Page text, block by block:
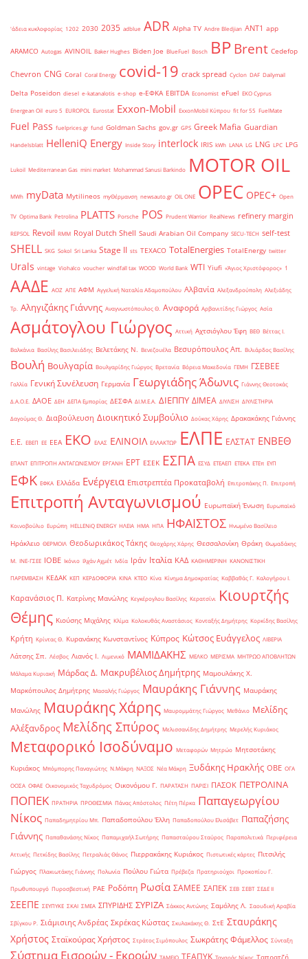
'άδεια κυκλοφορίας 1202 2030 2035 adblue ADR Alpha TV Andre Bledjian ANT1 app
ARAMCO Autogas AVINOIL Baker Hughes Biden Joe BlueFuel Bosch BPBrent Cedefop
Chevron CNG Coral Coral Energy covid-19 crack spread Cyclon DAF Dailymail
Delta Poseidon diesel e-katanalotis e-shop e-ΕΦΚΑ EBITDA Economist eFuel EKO Cyprus
Energean Oil euro 5 EUROPOL Eurostat Exxon-Mobil ExxonMobil Κύπρου fit for 55 FuelMate
Fuel Pass fuelprices.gr fund Goldman Sachs gov.gr GPS Greek Mafia Guardian
Handelsblatt HelleniQ Energy Inside Story interlock IRIS kWh LANA LG LNG LPC LPG
Lukoil Mediterranean Gas mini market Mohammad Sanusi Barkindo MOTOR OIL
MWh myData Mytilineos myΘέρμανση newsauto.gr OIL ONE OPEC OPEC+ Open
TV Optima Bank Petrolina PLATTS Porsche POS Prudent Warrior RealNews refinery margin
REPSOL Revoil RMM Royal Dutch Shell Saudi Arabian Oil Company SECU-TECH self-test
SHELL SKG Sokol Sri Lanka Stage II sts TEXACO TotalEnergies TotalEnergy twitter
Urals vintage Viohalco voucher windfall tax WOOD World Bank WTI Yiufi «Άγιος Χριστόφορος» ΄1
ΑΑΔΕ ΑΟΖ ΑΠΕ ΑΦΜ Αγγελική Ναταλία Αδαμοπούλου Αλβανία Αλεξανδρούπολη Αλεξιάδης
Τρ. Αληγιζάκης Γιάννης Αναγνωστόπουλος Θ. Αναφορά Αρβανιτίδης Γιώργος Ασία
Ασμάτογλου Γιώργος Αττική Αχτσιόγλου Έφη ΒΕΘ Βέττας Ι.
Βαλκάνια Βασίλης Βασιλειάδης Βελετάκης Ν. Βενεζουέλα Βεσυρόπουλος Απ. Βιλιάρδος Βασίλης
Βουλή Βουλγαρία Βουλγαρίδης Γιώργος Βρετανία Βόρεια Μακεδονία ΓΕΜΗ ΓΣΕΒΕΕ
Γαλλία Γενική Συνέλευση Γερμανία Γεωργιάδης Άδωνις Γιάννης Θεοτοκάς
Δ.Α.Ο.Ε. ΔΑΟΕ ΔΕΗ ΔΕΠΑ Εμπορίας ΔΕΣΦΑ ΔΙ.Μ.Ε.Α. ΔΙΕΠΠΥ ΔΙΜΕΑ ΔΙΥΛΙΣΗ ΔΙΥΛΙΣΤΗΡΙΑ
Δαγούμας Θ. Διαβούλευση Διοικητικό Συμβούλιο Δούκας Χάρης Δρακακάκης Γιάννης
Ε.Ε. ΕΒΕΠ ΕΕ ΕΕΑ ΕΚΟ ΕΛΑΣ ΕΛΙΝΟΙΛ ΕΛΛΑΚΤΩΡ ΕΛΠΕ ΕΛΣΤΑΤ ΕΝΒΕΘ
ΕΠΑΝΤ ΕΠΙΤΡΟΠΗ ΑΝΤΑΓΩΝΙΣΜΟΥ ΕΡΓΑΝΗ ΕΡΤ ΕΣΕΚ ΕΣΠΑ ΕΣΥΔ ΕΤΕΑΕΠ ΕΤΕΚΑ ΕΤΕπ ΕΥΠ
ΕΦΚ ΕΦΚΑ Ελλάδα Ενέργεια Επιστρεπτέα Προκαταβολή Επιτροπάκης Π. Επιτροπή
Επιτροπή Ανταγωνισμού Ευρωπαϊκή Ένωση Ευρωπαϊκό
Κοινοβούλιο Ευρώπη ΗELLENiQ ENERGY ΗΛΕΙΑ ΗΜΑ ΗΠΑ ΗΦΑΙΣΤΟΣ Ηνωμένο Βασίλειο
Ηράκλειο ΘΕΡΜΟΙΛ Θεοδωρικάκος Τάκης Θεοχάρης Χάρης Θεσσαλονίκη Θράκη Θωμαδάκης
Μ. ΙΝΕ-ΓΣΕΕ ΙΟΒΕ Ικόνιο Ιλχάν Αχμέτ Ινδία Ιράν Ιταλία ΚΑΔ ΚΑΘΗΜΕΡΙΝΗ ΚΑΝΟΝΙΣΤΙΚΗ
ΠΑΡΕΜΒΑΣΗ ΚΕΔΑΚ ΚΕΠ ΚΕΡΔΟΦΟΡΙΑ ΚΙΝΑ ΚΤΕΟ Κίνα Κίνημα Δημοκρατίας Καββαθάς Γ. Καλογήρου Ι.
Καρανάσιος Π. Κατρίνης Μανώλης Κεγκέρογλου Βασίλης Κερατσίνι
Κιουρτζής
Θέμης Κιούσης Μιχάλης Κλίμα Κολοκυθάς Αναστάσιος Κονταξής Δημήτρης Κορκίδης Βασίλης
Κρήτη Κρίντας Θ. Κυρανάκης Κωνσταντίνος Κύπρος Κώτσος Ευάγγελος ΛΙΒΕΡΙΑ
Λάτσης Σπ. Λέσβος Λιανός Ι. Λιμενικό ΜΑΜΙΔΑΚΗΣ ΜΕΛΚΟ ΜΕΡΙΣΜΑ ΜΗΤΡΩΟ ΑΠΟΒΛΗΤΩΝ
Μάλαμα Κυριακή Μάρδας Δ. Μακρυβέλιος Δημήτρης Μαμουλάκης Χ.
Μαρκόπουλος Δημήτρης Μασαλής Γιώργος Μαυράκης Γιάννης Μαυράκης
Μανώλης Μαυράκης Χάρης Μαυρομμάτης Γιώργος Μεθάνιο Μελίδης
Αλέξανδρος Μελίδης Σπύρος Μελισσανίδης Δημήτρης Μερελής Κυριάκος
Μεταφορικό Ισοδύναμο Μεταφορών Μητρώο Μητσοτάκης
Κυριάκος Μπόμπορης Παναγιώτης Ν.Μάκρη ΝΑΞΟΣ Νέα Μάκρη Ξυδάκης Ηρακλής ΟΒΕ ΟΓΑ
ΟΟΣΑ ΟΦΑΕ Οικονομικός Ταχυδρόμος Οικονόμου Γ. ΠΑΡΑΤΑΣΗ ΠΑΡΙΣΙ ΠΑΣΟΚ ΠΕΤΡΟΛΙΝΑ
ΠΟΠΕΚ ΠΡΑΤΗΡΙΑ ΠΡΟΘΕΣΜΙΑ Πάνας Απόστολος Πέτη Πέρκα Παπαγεωργίου
Νίκος Παπαδημητρίου Μπ. Παπαδοπούλου Έλλη Παπαδοπούλου Ελισάβετ Παπαζήσης
Γιάννης Παπαθανάσης Νίκος Παπαμιχαήλ Σωτήρης Παπασταύρου Σταύρος Παραπολιτικά Περιφέρεια
Αττικής Πετκίδης Βασίλης Πετραλιάς Θάνος Πιερρακάκης Κυριάκος Πιστωτικές κάρτες Πιτσιλής
Γιώργος Πλακιωτάκης Γιάννης Πολωνία Πούλου Γιώτα Πρέβεζα Πρατηριούχοι Προκοπίου Γ.
Πρωθυπουργό Πυροσβεστική ΡΑΕ Ροδόπη Ρωσία ΣΑΜΕΕ ΣΑΠΕΚ ΣΕΒ ΣΕΒΤ ΣΕΔΕ ΙΙ
ΣΕΕΠΕ ΣΕΥΠΥΚΕ ΣΚΑΙ ΣΜΕΑ ΣΠΥΡΙΔΗΣ ΣΥΡΙΖΑ Σάκκος Αντώνης Σαμόλης Λ. Σαουδική Αραβία
Σβίγκου Ρ. Σιάμισιης Ανδρέας Σκρέκας Κώστας Σκυλακάκης Θ. ΣτΕ Σταυράκης
Χρήστος Σταϊκούρας Χρήστος Στράτος Σιμόπουλος Σωκράτης Φάμελλος Σύνταξη
Σύστημα Εισροών - Εκροών ΤΑΜΕΙΟ ΤΕΑΠΥΚ Ταγαράς Νίκος